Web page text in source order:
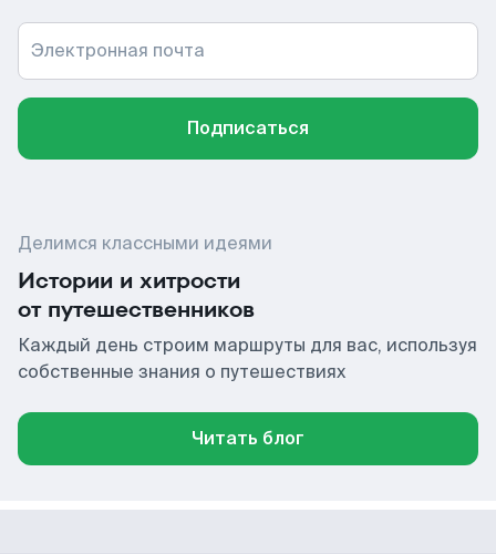
Электронная почта
Подписаться
Делимся классными идеями
Истории и хитрости
от путешественников
Каждый день строим маршруты для вас, используя
собственные знания о путешествиях
Читать блог